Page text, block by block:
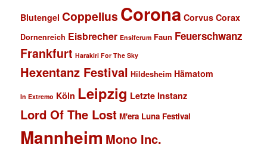
Blutengel Coppelius Corona Corvus Corax
Dornenreich Eisbrecher Ensiferum Faun Feuerschwanz
Frankfurt Harakiri For The Sky
Hexentanz Festival Hildesheim Hämatom
In Extremo Köln Leipzig Letzte Instanz
Lord Of The Lost M'era Luna Festival
Mannheim Mono Inc.